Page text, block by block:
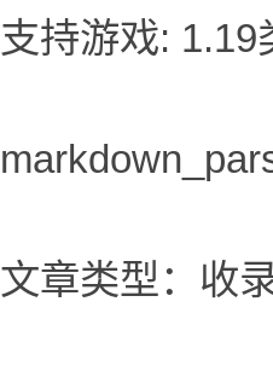
支持游戏:
文章类型：收